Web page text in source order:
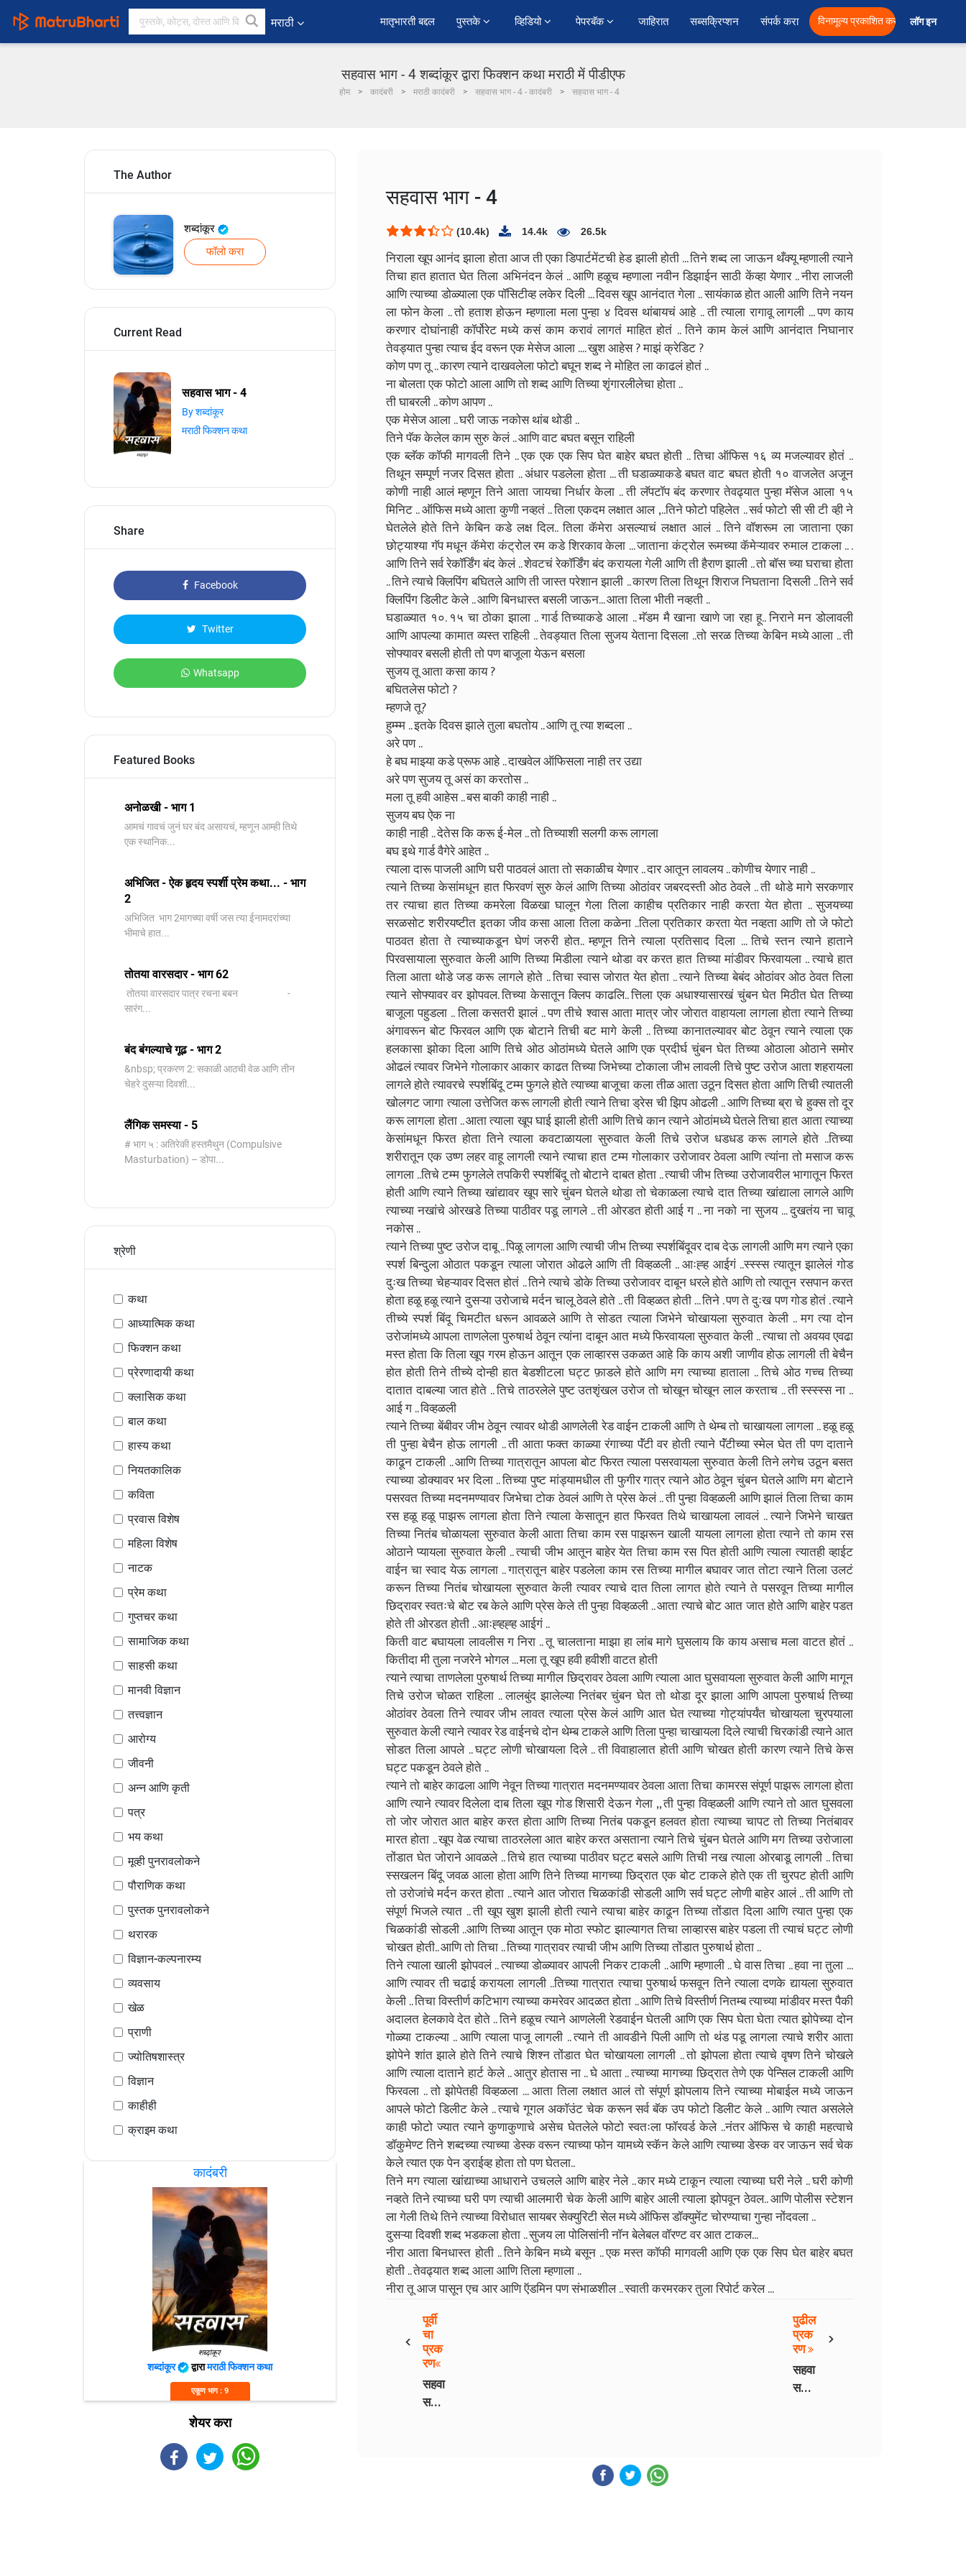
मराठी ﻿मातृभारती बद्दल पुस्तके व्हिडियो पेपरबॅक जाहिरात सब्सक्रिप्शन संपर्क करा विनामूल्य प्रकाशित करा लॉग इन
सहवास भाग - 4 शब्दांकूर द्वारा फिक्शन कथा मराठी में पीडीएफ
होम कादंबरी मराठी कादंबरी सहवास भाग - 4 - कादंबरी सहवास भाग - 4
The Author
शब्दांकूर
फॉलो करा
Current Read
सहवास भाग - 4
By शब्दांकूर
मराठी फिक्शन कथा
Share
Facebook
Twitter
Whatsapp
Featured Books
अनोळखी - भाग 1
आमचं गावचं जुनं घर बंद असायचं, म्हणून आम्ही तिथे
एक स्थानिक...
अभिजित - ऐक हृदय स्पर्शी प्रेम कथा... - भाग
2
️अभिजित ️ भाग 2मागच्या वर्षी जस त्या ईनामदरांच्या
भीमाचे हात...
तोतया वारसदार - भाग 62
तोतया वारसदार पात्र रचना बबन -
सारंग...
बंद बंगल्याचे गूढ - भाग 2
&nbsp; प्रकरण 2: सकाळी आठची वेळ आणि तीन
चेहरे दुसऱ्या दिवशी...
लैंगिक समस्या - 5
# भाग ५ : अतिरेकी हस्तमैथुन (Compulsive
Masturbation) – डोपा...
श्रेणी
कथा
आध्यात्मिक कथा
फिक्शन कथा
प्रेरणादायी कथा
क्लासिक कथा
बाल कथा
हास्य कथा
नियतकालिक
कविता
प्रवास विशेष
महिला विशेष
नाटक
प्रेम कथा
गुप्तचर कथा
सामाजिक कथा
साहसी कथा
मानवी विज्ञान
तत्त्वज्ञान
आरोग्य
जीवनी
अन्न आणि कृती
पत्र
भय कथा
मूव्ही पुनरावलोकने
पौराणिक कथा
पुस्तक पुनरावलोकने
थरारक
विज्ञान-कल्पनारम्य
व्यवसाय
खेळ
प्राणी
ज्योतिषशास्त्र
विज्ञान
काहीही
क्राइम कथा
कादंबरी
शब्दांकूर द्वारामराठी फिक्शन कथा
एकूण भाग : 9
शेयर करा
सहवास भाग - 4
(10.4k) 14.4k 26.5k
निराला खूप आनंद झाला होता आज ती एका डिपार्टमेंटची हेड झाली होती ... तिने शब्द ला जाऊन थँक्यू म्हणाली त्याने
तिचा हात हातात घेत तिला अभिनंदन केलं .. आणि हळूच म्हणाला नवीन डिझाईन साठी केंव्हा येणार .. नीरा लाजली
आणि त्याच्या डोळ्याला एक पॉसिटीव्ह लकेर दिली ... दिवस खूप आनंदात गेला .. सायंकाळ होत आली आणि तिने नयन
ला फोन केला .. तो हताश होऊन म्हणाला मला पुन्हा ४ दिवस थांबायचं आहे .. ती त्याला रागावू लागली ... पण काय
करणार दोघांनाही कॉर्पोरेट मध्ये कसं काम करावं लागतं माहित होतं .. तिने काम केलं आणि आनंदात निघानार
तेवड्यात पुन्हा त्याच ईद वरून एक मेसेज आला .... खुश आहेस ? माझं क्रेडिट ?
कोण पण तू .. कारण त्याने दाखवलेला फोटो बघून शब्द ने मोहित ला काढलं होतं ..
ना बोलता एक फोटो आला आणि तो शब्द आणि तिच्या शृंगारलीलेचा होता ..
ती घाबरली .. कोण आपण ..
एक मेसेज आला .. घरी जाऊ नकोस थांब थोडी ..
तिने पॅक केलेल काम सुरु केलं .. आणि वाट बघत बसून राहिली
एक ब्लॅक कॉफी मागवली तिने .. एक एक एक सिप घेत बाहेर बघत होती .. तिचा ऑफिस १६ व्य मजल्यावर होतं ..
तिथून सम्पूर्ण नजर दिसत होता .. अंधार पडलेला होता ... ती घडाळ्याकडे बघत वाट बघत होती १० वाजलेत अजून
कोणी नाही आलं म्हणून तिने आता जायचा निर्धार केला .. ती लॅपटॉप बंद करणार तेवढ्यात पुन्हा मॅसेज आला १५
मिनिट .. ऑफिस मध्ये आता कुणी नव्हतं .. तिला एकदम लक्षात आल ,..तिने फोटो पहिलेत .. सर्व फोटो सी सी टी व्ही ने
घेतलेले होते तिने केबिन कडे लक्ष दिल.. तिला कॅमेरा असल्याचं लक्षात आलं .. तिने वॉशरूम ला जाताना एका
छोट्याश्या गॅप मधून कॅमेरा कंट्रोल रम कडे शिरकाव केला ... जाताना कंट्रोल रूमच्या कॅमेऱ्यावर रुमाल टाकला .. .
आणि तिने सर्व रेकॉर्डिंग बंद केलं .. शेवटचं रेकॉर्डिंग बंद करायला गेली आणि ती हैराण झाली .. तो बॉस च्या घराचा होता
.. तिने त्याचे क्लिपिंग बघितले आणि ती जास्त परेशान झाली .. कारण तिला तिथून शिराज निघताना दिसली .. तिने सर्व
क्लिपिंग डिलीट केले .. आणि बिनधास्त बसली जाऊन... आता तिला भीती नव्हती ..
घडाळ्यात १०. १५ चा ठोका झाला .. गार्ड तिच्याकडे आला .. मॅडम मै खाना खाणे जा रहा हू.. निराने मन डोलावली
आणि आपल्या कामात व्यस्त राहिली .. तेवड्यात तिला सुजय येताना दिसला ..तो सरळ तिच्या केबिन मध्ये आला .. ती
सोफ्यावर बसली होती तो पण बाजूला येऊन बसला
सुजय तू आता कसा काय ?
बघितलेस फोटो ?
म्हणजे तू?
हुम्म्म .. इतके दिवस झाले तुला बघतोय .. आणि तू त्या शब्दला ..
अरे पण ..
हे बघ माझ्या कडे प्रूफ आहे .. दाखवेल ऑफिसला नाही तर उद्या
अरे पण सुजय तू असं का करतोस ..
मला तू हवी आहेस .. बस बाकी काही नाही ..
सुजय बघ ऐक ना
काही नाही .. देतेस कि करू ई-मेल .. तो तिच्याशी सलगी करू लागला
बघ इथे गार्ड वैगेरे आहेत ..
त्याला दारू पाजली आणि घरी पाठवलं आता तो सकाळीच येणार .. दार आतून लावलय .. कोणीच येणार नाही ..
त्याने तिच्या केसांमधून हात फिरवणं सुरु केलं आणि तिच्या ओठांवर जबरदस्ती ओठ ठेवले .. ती थोडे मागे सरकणार
तर त्याचा हात तिच्या कमरेला विळखा घालून गेला तिला काहीच प्रतिकार नाही करता येत होता .. सुजयच्या
सरळसोट शरीरयष्टीत इतका जीव कसा आला तिला कळेना ..तिला प्रतिकार करता येत नव्हता आणि तो जे फोटो
पाठवत होता ते त्याच्याकडून घेणं जरुरी होत.. म्हणून तिने त्याला प्रतिसाद दिला ... तिचे स्तन त्याने हाताने
पिरवसायाला सुरुवात केली आणि तिच्या मिडीला त्याने थोडा वर करत हात तिच्या मांडीवर फिरवायला .. त्याचे हात
तिला आता थोडे जड करू लागले होते .. तिचा स्वास जोरात येत होता .. त्याने तिच्या बेबंद ओठांवर ओठ ठेवत तिला
त्याने सोफ्यावर वर झोपवल. तिच्या केसातून क्लिप काढलि.. त्तिला एक अधाश्यासारखं चुंबन घेत मिठीत घेत तिच्या
बाजूला पहुडला .. तिला कसतरी झालं .. पण तीचे श्वास आता मात्र जोर जोरात वाहायला लागला होता त्याने तिच्या
अंगावरून बोट फिरवल आणि एक बोटाने तिची बट मागे केली .. तिच्या कानातल्यावर बोट ठेवून त्याने त्याला एक
हलकासा झोका दिला आणि तिचे ओठ ओठांमध्ये घेतले आणि एक प्रदीर्घ चुंबन घेत तिच्या ओठाला ओठाने समोर
ओढलं त्यावर जिभेने गोलाकार आकार काढत तिच्या जिभेच्या टोकाला जीभ लावली तिचे पुष्ट उरोज आता शहरायला
लागले होते त्यावरचे स्पर्शबिंदू टम्म फुगले होते त्याच्या बाजूचा कला तीळ आता उठून दिसत होता आणि तिची त्यातली
खोलगट जागा त्याला उत्तेजित करू लागली होती त्याने तिचा ड्रेस ची झिप ओढली .. आणि तिच्या ब्रा चे हुक्स तो दूर
करू लागला होता .. आता त्याला खूप घाई झाली होती आणि तिचे कान त्याने ओठांमध्ये घेतले तिचा हात आता त्याच्या
केसांमधून फिरत होता तिने त्याला कवटाळायला सुरुवात केली तिचे उरोज धडधड करू लागले होते ..तिच्या
शरीरातून एक उष्ण लहर वाहू लागली त्याने त्याचा हात टम्म गोलाकार उरोजावर ठेवला आणि त्यांना तो मसाज करू
लागला ..तिचे टम्म फुगलेले तपकिरी स्पर्शबिंदू तो बोटाने दाबत होता .. त्याची जीभ तिच्या उरोजावरील भागातून फिरत
होती आणि त्याने तिच्या खांद्यावर खूप सारे चुंबन घेतले थोडा तो चेकाळला त्याचे दात तिच्या खांद्याला लागले आणि
त्याच्या नखांचे ओरखडे तिच्या पाठीवर पडू लागले .. ती ओरडत होती आई ग .. ना नको ना सुजय ... दुखतंय ना चावू
नकोस ..
त्याने तिच्या पुष्ट उरोज दाबू .. पिळू लागला आणि त्याची जीभ तिच्या स्पर्शबिंदूवर दाब देऊ लागली आणि मग त्याने एका
स्पर्श बिन्दुला ओठात पकडून त्याला जोरात ओढले आणि ती विव्हळली .. आःह्ह आईगं ..स्स्स्स त्यातून झालेलं गोड
दुःख तिच्या चेहऱ्यावर दिसत होतं .. तिने त्याचे डोके तिच्या उरोजावर दाबून धरले होते आणि तो त्यातून रसपान करत
होता हळू हळू त्याने दुसऱ्या उरोजाचे मर्दन चालू ठेवले होते .. ती विव्हळत होती ... तिने . पण ते दुःख पण गोड होतं . त्याने
तीच्ये स्पर्श बिंदू चिमटीत धरून आवळले आणि ते सोडत त्याला जिभेने चोखायला सुरुवात केली .. मग त्या दोन
उरोजांमध्ये आपला ताणलेला पुरुषार्थ ठेवून त्यांना दाबून आत मध्ये फिरवायला सुरुवात केली .. त्याचा तो अवयव एवढा
मस्त होता कि तिला खूप गरम होऊन आतून एक लाव्हारस उकळत आहे कि काय अशी जाणीव होऊ लागली ती बेचैन
होत होती तिने तीच्ये दोन्ही हात बेडशीटला घट्ट फ़ाडले होते आणि मग त्याच्या हाताला .. तिचे ओठ गच्च तिच्या
दातात दाबल्या जात होते .. तिचे ताठरलेले पुष्ट उतशृंखल उरोज तो चोखून चोखून लाल करताच .. ती स्स्स्स्स ना ..
आई ग .. विव्हळली
त्याने तिच्या बेंबीवर जीभ ठेवून त्यावर थोडी आणलेली रेड वाईन टाकली आणि ते थेम्ब तो चाखायला लागला .. हळू हळू
ती पुन्हा बेचैन होऊ लागली .. ती आता फक्त काळ्या रंगाच्या पॅंटी वर होती त्याने पॅंटीच्या स्मेल घेत ती पण दाताने
काढून टाकली .. आणि तिच्या गात्रातून आपला बोट फिरत त्याला पसरवायला सुरुवात केली तिने लगेच उठून बसत
त्याच्या डोक्यावर भर दिला .. तिच्या पुष्ट मांड्यामधील ती फुगीर गात्र त्याने ओठ ठेवून चुंबन घेतले आणि मग बोटाने
पसरवत तिच्या मदनमण्यावर जिभेचा टोक ठेवलं आणि ते प्रेस केलं .. ती पुन्हा विव्हळली आणि झालं तिला तिचा काम
रस हळू हळू पाझरू लागला होता तिने त्याला केसातून हात फिरवत तिथे चाखायला लावलं .. त्याने जिभेने चाखत
तिच्या नितंब चोळायला सुरुवात केली आता तिचा काम रस पाझरून खाली यायला लागला होता त्याने तो काम रस
ओठाने प्यायला सुरुवात केली .. त्याची जीभ आतून बाहेर येत तिचा काम रस पित होती आणि त्याला त्यातही व्हाईट
वाईन चा स्वाद येऊ लागला .. गात्रातून बाहेर पडलेला काम रस तिच्या मागील बघावर जात तोटा त्याने तिला उलटं
करून तिच्या नितंब चोखायला सुरुवात केली त्यावर त्याचे दात तिला लागत होते त्याने ते पसरवून तिच्या मागील
छिद्रावर स्वतःचे बोट रब केले आणि प्रेस केले ती पुन्हा विव्हळली .. आता त्याचे बोट आत जात होते आणि बाहेर पडत
होते ती ओरडत होती .. आःह्हह्ह आईगं ..
किती वाट बघायला लावलीस ग निरा .. तू चालताना माझा हा लांब मागे घुसलाय कि काय असाच मला वाटत होतं ..
कितीदा मी तुला नजरेने भोगल ... मला तू खूप हवी हवीशी वाटत होती
त्याने त्याचा ताणलेला पुरुषार्थ तिच्या मागील छिद्रावर ठेवला आणि त्याला आत घुसवायला सुरुवात केली आणि मागून
तिचे उरोज चोळत राहिला .. लालबुंद झालेल्या नितंबर चुंबन घेत तो थोडा दूर झाला आणि आपला पुरुषार्थ तिच्या
ओठांवर ठेवला तिने त्यावर जीभ लावत त्याला प्रेस केलं आणि आत घेत त्याच्या गोट्यांपर्यंत चोखायला चुरपयाला
सुरुवात केली त्याने त्यावर रेड वाईनचे दोन थेम्ब टाकले आणि तिला पुन्हा चाखायला दिले त्याची चिरकांडी त्याने आत
सोडत तिला आपले .. घट्ट लोणी चोखायला दिले .. ती विवाहालात होती आणि चोखत होती कारण त्याने तिचे केस
घट्ट पकडून ठेवले होते ..
त्याने तो बाहेर काढला आणि नेवून तिच्या गात्रात मदनमण्यावर ठेवला आता तिचा कामरस संपूर्ण पाझरू लागला होता
आणि त्याने त्यावर दिलेला दाब तिला खूप गोड शिसारी देऊन गेला ,, ती पुन्हा विव्हळली आणि त्याने तो आत घुसवला
तो जोर जोरात आत बाहेर करत होता आणि तिच्या नितंब पकडून हलवत होता त्याच्या चापट तो तिच्या नितंबावर
मारत होता .. खूप वेळ त्याचा ताठरलेला आत बाहेर करत असताना त्याने तिचे चुंबन घेतले आणि मग तिच्या उरोजाला
तोंडात घेत जोराने आवळले .. तिचे हात त्याच्या पाठीवर घट्ट बसले आणि तिची नख त्याला ओरबाडू लागली .. तिचा
स्सखलन बिंदू जवळ आला होता आणि तिने तिच्या मागच्या छिद्रात एक बोट टाकले होते एक ती चुरपट होती आणि
तो उरोजांचे मर्दन करत होता .. त्याने आत जोरात चिळकांडी सोडली आणि सर्व घट्ट लोणी बाहेर आलं .. ती आणि तो
संपूर्ण भिजले त्यात .. ती खूप खुश झाली होती त्याने त्याचा बाहेर काढून तिच्या तोंडात दिला आणि त्यात पुन्हा एक
चिळकांडी सोडली ..आणि तिच्या आतून एक मोठा स्फोट झाल्यागत तिचा लाव्हारस बाहेर पडला ती त्याचं घट्ट लोणी
चोखत होती.. आणि तो तिचा .. तिच्या गात्रावर त्याची जीभ आणि तिच्या तोंडात पुरुषार्थ होता ..
तिने त्याला खाली झोपवलं .. त्याच्या डोळ्यावर आपली निकर टाकली .. आणि म्हणाली .. घे वास तिचा .. हवा ना तुला ...
आणि त्यावर ती चढाई करायला लागली ..तिच्या गात्रात त्याचा पुरुषार्थ फसवून तिने त्याला दणके द्यायला सुरुवात
केली .. तिचा विस्तीर्ण कटिभाग त्याच्या कमरेवर आदळत होता .. आणि तिचे विस्तीर्ण नितम्ब त्याच्या मांडीवर मस्त पैकी
अदालत हेलकावे देत होते .. तिने हळूच त्याने आणलेली रेडवाईन घेतली आणि एक सिप घेता घेता त्यात झोपेच्या दोन
गोळ्या टाकल्या .. आणि त्याला पाजू लागली .. त्याने ती आवडीने पिली आणि तो थंड पडू लागला त्याचे शरीर आता
झोपेने शांत झाले होते तिने त्याचे शिश्न तोंडात घेत चोखायला लागली .. तो झोपला होता त्याचे वृषण तिने चोखले
आणि त्याला दाताने हार्ट केले .. आतुर होतास ना .. घे आता .. त्याच्या मागच्या छिद्रात तेणे एक पेन्सिल टाकली आणि
फिरवला .. तो झोपेतही विव्हळला ... आता तिला लक्षात आलं तो संपूर्ण झोपलाय तिने त्याच्या मोबाईल मध्ये जाऊन
आपले फोटो डिलीट केले .. त्याचे गूगल अकॉउंट चेक करून सर्व बॅक उप फोटो डिलीट केले .. आणि त्यात असलेले
काही फोटो ज्यात त्याने कुणाकुणाचे असेच घेतलेले फोटो स्वतःला फॉरवर्ड केले ..नंतर ऑफिस चे काही महत्वाचे
डॉकुमेण्ट तिने शब्दच्या त्याच्या डेस्क वरून त्याच्या फोन यामध्ये स्कॅन केले आणि त्याच्या डेस्क वर जाऊन सर्व चेक
केले त्यात एक पेन ड्राईव्ह होता तो पण घेतला..
तिने मग त्याला खांद्याच्या आधाराने उचलले आणि बाहेर नेले .. कार मध्ये टाकून त्याला त्याच्या घरी नेले .. घरी कोणी
नव्हते तिने त्याच्या घरी पण त्याची आलमारी चेक केली आणि बाहेर आली त्याला झोपवून ठेवल.. आणि पोलीस स्टेशन
ला गेली तिथे तिने त्याच्या विरोधात सायबर सेक्युरिटी सेल मध्ये ऑफिस डॉक्युमेंट चोरण्याचा गुन्हा नोंदवला ..
दुसऱ्या दिवशी शब्द भडकला होता .. सुजय ला पोलिसांनी नॉन बेलेबल वॉरण्ट वर आत टाकल...
नीरा आता बिनधास्त होती .. तिने केबिन मध्ये बसून .. एक मस्त कॉफी मागवली आणि एक एक सिप घेत बाहेर बघत
होती .. तेवढ्यात शब्द आला आणि तिला म्हणाला ..
नीरा तू आज पासून एच आर आणि ऍडमिन पण संभाळशील .. स्वाती करमरकर तुला रिपोर्ट करेल ...
‹
पूर्वी
चा
प्रक
रण
सहवा
स
›
पुढील
प्रक
रण
सहवा
स